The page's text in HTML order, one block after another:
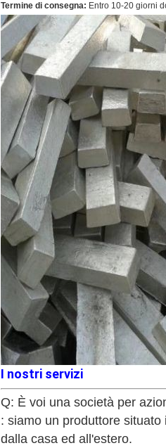
Termine di consegna: Entro 10-20 giorni
I nostri servizi
Q: È voi una società per
: siamo un produttore
dalla casa ed all'estero.